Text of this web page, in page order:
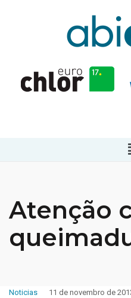
Atenção
Noticias 11 de novembro de